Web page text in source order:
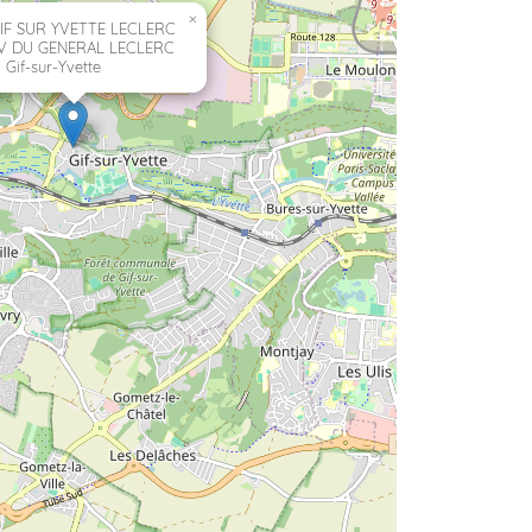
SUR YVETTE LECLERC
DU GENERAL LECLERC
Gif-sur-Yvette
×